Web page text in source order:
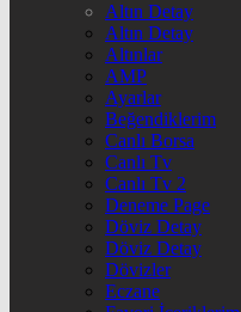
Altın Detay
Altın Detay
Altınlar
AMP
Ayarlar
Beğendiklerim
Canlı Borsa
Canlı Tv
Canlı Tv 2
Deneme Page
Döviz Detay
Döviz Detay
Dövizler
Eczane